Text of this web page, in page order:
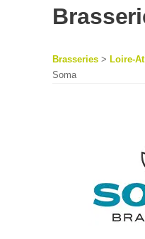
Brasseries > Loire-
Soma